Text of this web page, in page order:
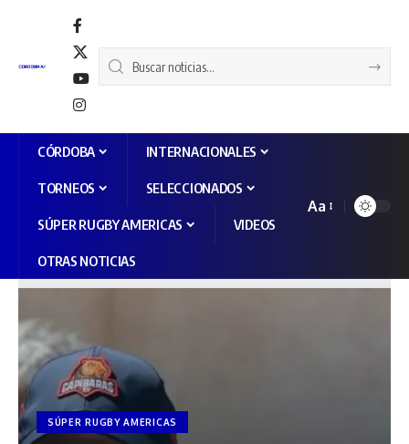
CÓRDOBA INTERNACIONALES
TORNEOS SELECCIONADOS
SÚPER RUGBY AMERICAS VIDEOS
OTRAS NOTICIAS
Aa
SÚPER RUGBY AMERICAS